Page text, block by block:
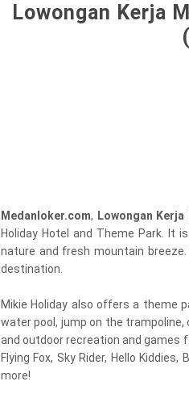
Lowongan Kerja
Medanloker.com, Lowongan
Holiday Hotel and Theme Park. It
nature and fresh mountain
destination.
Mikie Holiday also offers a theme
water pool, jump on the trampoline,
and outdoor recreation and games
Flying Fox, Sky Rider, Hello
more!